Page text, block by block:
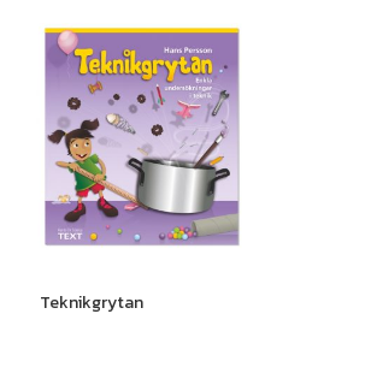
Teknikgrytan